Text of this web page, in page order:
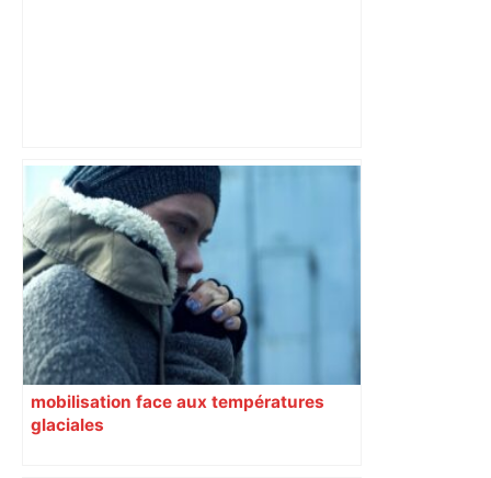
"C’est l’une des plus fortes
fréquentations du circuit" : Toulouse
est-elle la capitale du poker amateur –
ladepeche.fr
mobilisation face aux températures
glaciales